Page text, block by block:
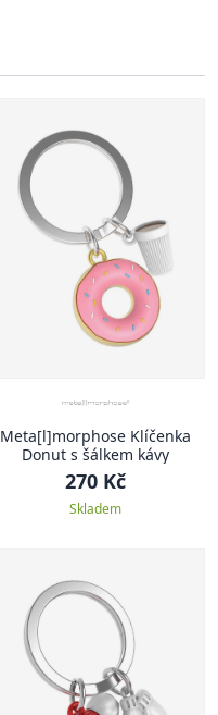
Meta[l]morphose Klíčenka
Donut s šálkem kávy
270 Kč
Skladem